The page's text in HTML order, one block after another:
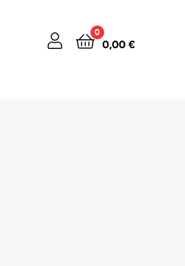
0
0,00 €